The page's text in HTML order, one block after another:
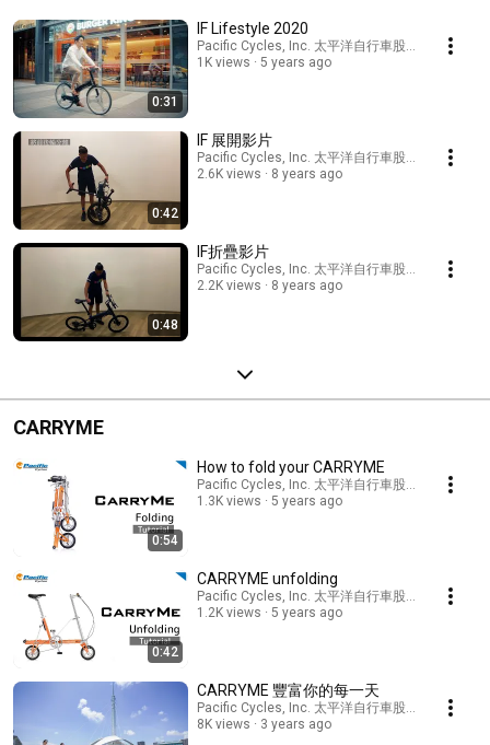
0:31
IF Lifestyle 2020
Pacific Cycles, Inc. 太平洋自行車股份有限公司
1K views
5 years ago
0:42
IF 展開影片
Pacific Cycles, Inc. 太平洋自行車股份有限公司
2.6K views
8 years ago
0:48
IF折疊影片
Pacific Cycles, Inc. 太平洋自行車股份有限公司
2.2K views
8 years ago
CARRYME
0:54
How to fold your CARRYME
Pacific Cycles, Inc. 太平洋自行車股份有限公司
1.3K views
5 years ago
0:42
CARRYME unfolding
Pacific Cycles, Inc. 太平洋自行車股份有限公司
1.2K views
5 years ago
CARRYME 豐富你的每一天
Pacific Cycles, Inc. 太平洋自行車股份有限公司
8K views
3 years ago